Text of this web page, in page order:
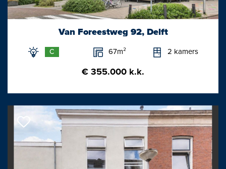
Badkamer: 3.15x1.84/1.44m
Woonkeuken: 5.28x4.18m
Bijzonderheden / kenmerken:
- Ideaal en zo te betrekken bovenhuis die je absoluut moet zien.
- Fantastische plek om te wonen met een karakteristieke
voorgevel.
- De gehele woning is voorzien van fraaie houten vloerdelen.
- Rondom houten kozijnen met dubbele beglazing aanwezig.
Van Foreestweg 92, Delft
C 67m² 2 kamers
€ 355.000 k.k.